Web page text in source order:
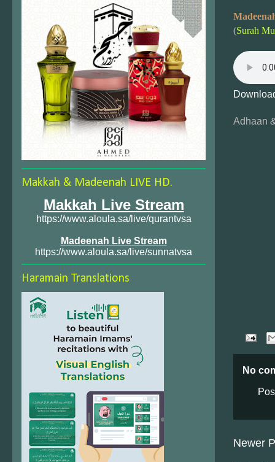
(Surah
Adhaan
No
Newer
Makkah & Madeenah LIVE HD.
Makkah Live Stream
https://www.aloula.sa/live/qurantvsa
Madeenah Live Stream
https://www.aloula.sa/live/sunnatvsa
Haramain Translations